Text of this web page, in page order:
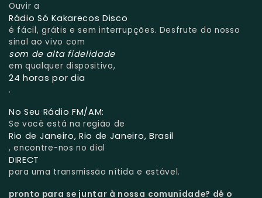
Ouvir a
Rádio Só Kakarecos Disco
é fácil, grátis e sem interrupções. Desfrute do nosso
sinal ao vivo com
som de alta fidelidade
em qualquer dispositivo,
24 horas por dia
.
No Seu Rádio FM/AM:
Se você está na região de
Rio de Janeiro, Rio de Janeiro, Brasil
, encontre-nos no dial
DIRECT
para uma transmissão nítida e estável.
pronto para se juntar à nossa comunidade? dê o